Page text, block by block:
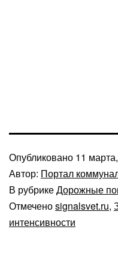
Опубликовано 11
Автор: Портал
В рубрикеДорожные
Отмеченоsignalsvet.ru,
интенсивности